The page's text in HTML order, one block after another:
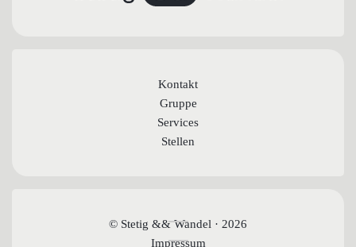
Kontakt
Gruppe
Services
Stellen
© Stetig && Wandel · 2026
Impressum